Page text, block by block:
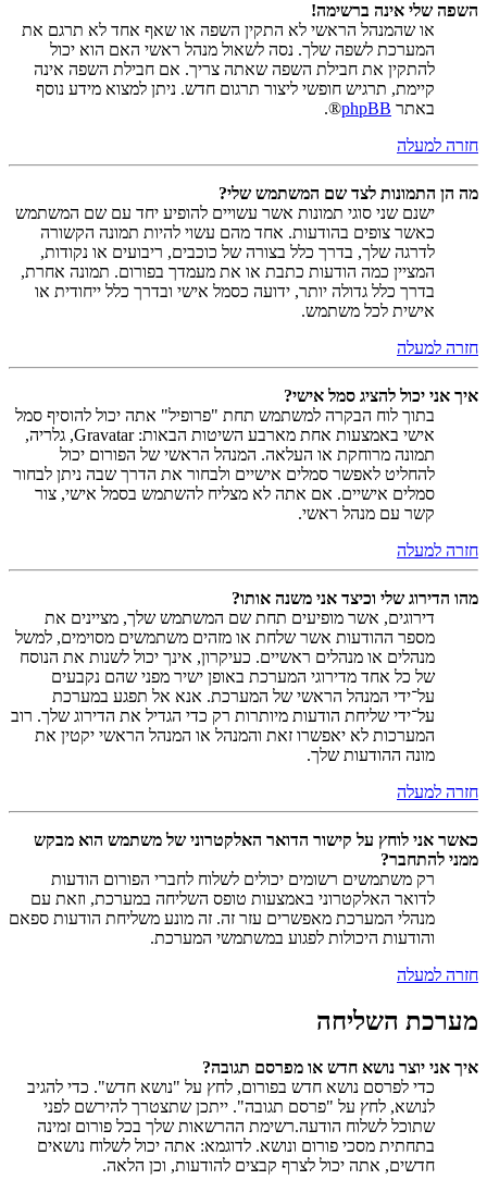
השפה שלי אינה ברשימה!
או שהמנהל הראשי לא התקין השפה או שאף אחד לא תרגם את
המערכת לשפה שלך. נסה לשאול מנהל ראשי האם הוא יכול
להתקין את חבילת השפה שאתה צריך. אם חבילת השפה אינה
קיימת, תרגיש חופשי ליצור תרגום חדש. ניתן למצוא מידע נוסף
באתר phpBB
®.
חזרה למעלה
מה הן התמונות לצד שם המשתמש שלי?
ישנם שני סוגי תמונות אשר עשויים להופיע יחד עם שם המשתמש
כאשר צופים בהודעות. אחד מהם עשוי להיות תמונה הקשורה
לדרגה שלך, בדרך כלל בצורה של כוכבים, ריבועים או נקודות,
המציין כמה הודעות כתבת או את מעמדך בפורום. תמונה אחרת,
בדרך כלל גדולה יותר, ידועה כסמל אישי ובדרך כלל ייחודית או
אישית לכל משתמש.
חזרה למעלה
איך אני יכול להציג סמל אישי?
בתוך לוח הבקרה למשתמש תחת "פרופיל" אתה יכול להוסיף סמל
אישי באמצעות אחת מארבע השיטות הבאות: Gravatar, גלריה,
תמונה מרוחקת או העלאה. המנהל הראשי של הפורום יכול
להחליט לאפשר סמלים אישיים ולבחור את הדרך שבה ניתן לבחור
סמלים אישיים. אם אתה לא מצליח להשתמש בסמל אישי, צור
קשר עם מנהל ראשי.
חזרה למעלה
מהו הדירוג שלי וכיצד אני משנה אותו?
דירוגים, אשר מופיעים תחת שם המשתמש שלך, מציינים את
מספר ההודעות אשר שלחת או מזהים משתמשים מסוימים, למשל
מנהלים או מנהלים ראשיים. כעיקרון, אינך יכול לשנות את הנוסח
של כל אחד מדירוגי המערכת באופן ישיר מפני שהם נקבעים
על־ידי המנהל הראשי של המערכת. אנא אל תפגע במערכת
על־ידי שליחת הודעות מיותרות רק כדי הגדיל את הדירוג שלך. רוב
המערכות לא יאפשרו זאת והמנהל או המנהל הראשי יקטין את
מונה ההודעות שלך.
חזרה למעלה
כאשר אני לוחץ על קישור הדואר האלקטרוני של משתמש הוא מבקש
ממני להתחבר?
רק משתמשים רשומים יכולים לשלוח לחברי הפורום הודעות
לדואר האלקטרוני באמצעות טופס השליחה במערכת, וזאת עם
מנהלי המערכת מאפשרים עזר זה. זה מונע משליחת הודעות ספאם
והודעות היכולות לפגוע במשתמשי המערכת.
חזרה למעלה
מערכת השליחה
איך אני יוצר נושא חדש או מפרסם תגובה?
כדי לפרסם נושא חדש בפורום, לחץ על "נושא חדש". כדי להגיב
לנושא, לחץ על "פרסם תגובה". ייתכן שתצטרך להירשם לפני
שתוכל לשלוח הודעה.רשימת ההרשאות שלך בכל פורום זמינה
בתחתית מסכי פורום ונושא. לדוגמא: אתה יכול לשלוח נושאים
חדשים, אתה יכול לצרף קבצים להודעות, וכן הלאה.